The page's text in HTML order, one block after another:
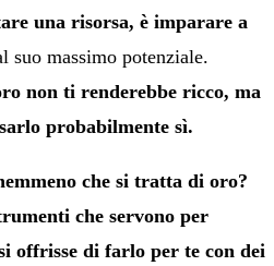
una risorsa, è imparare a
suo massimo potenziale.
non ti renderebbe ricco, ma
probabilmente sì.
che si tratta di oro?
che servono per
offrisse di farlo per te con dei